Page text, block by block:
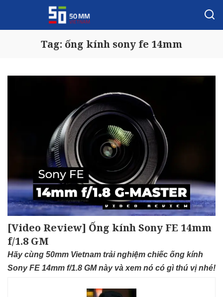
Tag: ống kính sony fe 14mm
[Video Review] Ống kính Sony FE 14mm
f/1.8 GM
Hãy cùng 50mm Vietnam trải nghiệm chiếc ống kính
Sony FE 14mm f/1.8 GM này và xem nó có gì thú vị nhé!